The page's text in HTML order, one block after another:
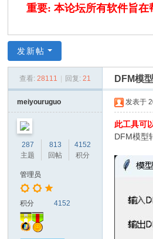
论
重要: 本论坛所有软件旨
发新帖
查看: 28111 回复: 21 DFM模
meiyouruguo
287
主题
813
回帖
4152
积分
管理员
积分 4152
发表于
此工具可
DFM模型